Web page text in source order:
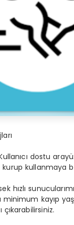
dostu
kullanmaya
hızlı
minimum kayıp
çıkarabilirsiniz.